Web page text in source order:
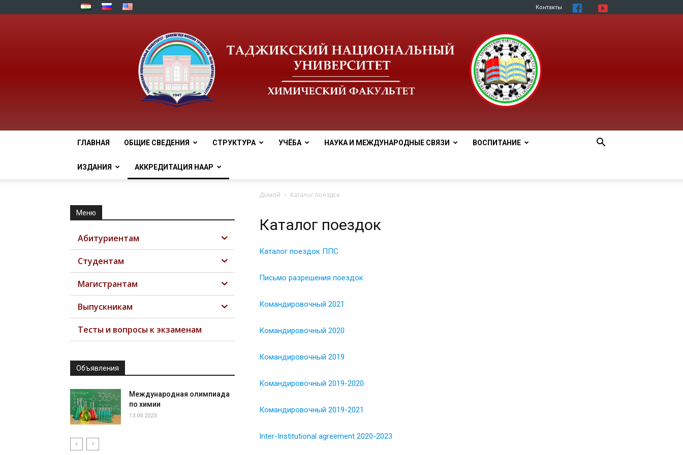
Контакты
ГЛАВНАЯ ОБЩИЕ СВЕДЕНИЯ СТРУКТУРА УЧЁБА НАУКА И МЕЖДУНАРОДНЫЕ СВЯЗИ ВОСПИТАНИЕ
ИЗДАНИЯ АККРЕДИТАЦИЯ НААР
Домой Каталог поездок
Каталог поездок
Каталог поездок ППС
Письмо разрешения поездок
Командировочный 2021
Командировочный 2020
Командировочный 2019
Командировочный 2019-2020
Командировочный 2019-2021
Inter-Institutional agreement 2020-2023
Меню
Абитуриентам
Студентам
Магистрантам
Выпускникам
Тесты и вопросы к экзаменам
Объявления
Международная олимпиада
по химии
13.04.2023